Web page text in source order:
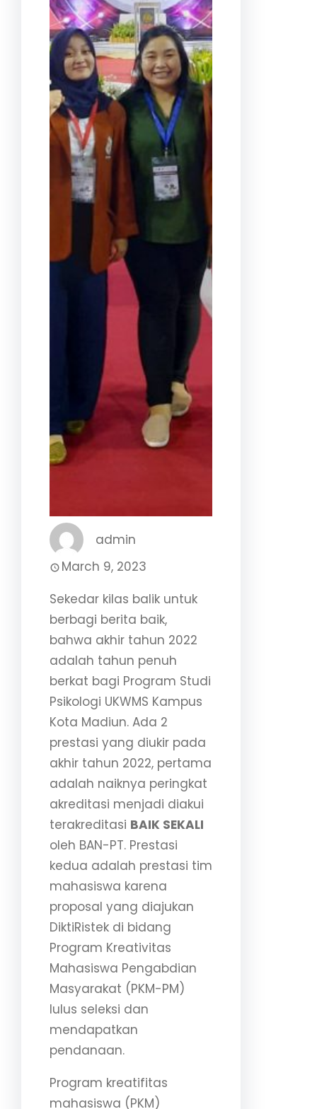
admin
March 9, 2023
Sekedar kilas balik untuk
berbagi berita baik,
bahwa akhir tahun 2022
adalah tahun penuh
berkat bagi Program Studi
Psikologi UKWMS Kampus
Kota Madiun. Ada 2
prestasi yang diukir pada
akhir tahun 2022, pertama
adalah naiknya peringkat
akreditasi menjadi diakui
terakreditasi BAIK SEKALI
oleh BAN-PT. Prestasi
kedua adalah prestasi tim
mahasiswa karena
proposal yang diajukan
DiktiRistek di bidang
Program Kreativitas
Mahasiswa Pengabdian
Masyarakat (PKM-PM)
lulus seleksi dan
mendapatkan
pendanaan.
Program kreatifitas
mahasiswa (PKM)